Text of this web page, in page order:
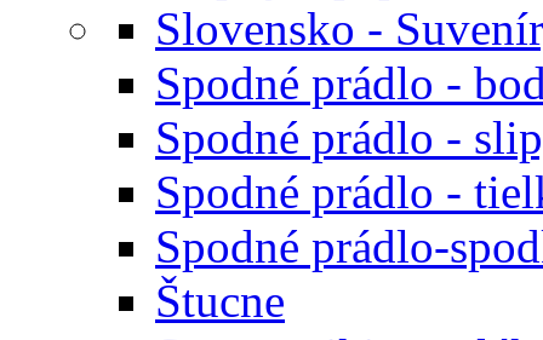
Slovensko -
Spodné prádlo -
Spodné prádlo -
Spodné prádlo -
Spodné prádlo-
Štucne